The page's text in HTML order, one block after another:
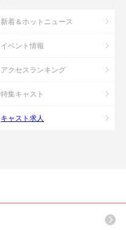
新着＆ホットニュース
イベント情報
アクセスランキング
特集キャスト
キャスト求人